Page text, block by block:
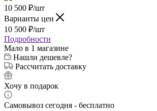
10 500 ₽/шт
Варианты цен
10 500 ₽/шт
Подробности
Мало в 1 магазине
Нашли дешевле?
Рассчитать доставку
Хочу в подарок
Самовывоз сегодня - бесплатно